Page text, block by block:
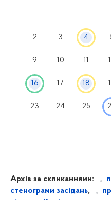
2 3 4
9 10
16 17 18
23 24 25
Архів за скликаннями:
стенограми засідань,